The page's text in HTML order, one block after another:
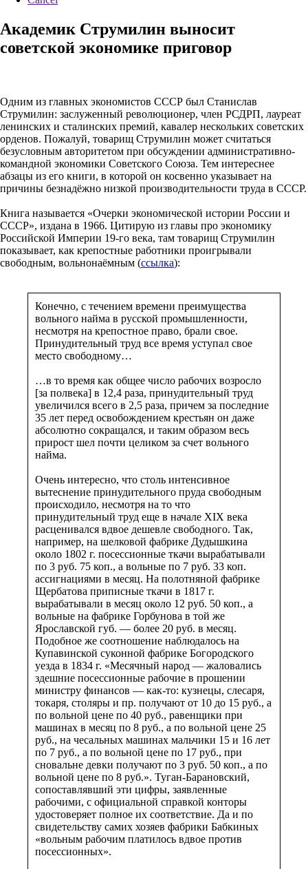
Академик Струмилин выносит
советской экономике приговор
Одним из главных экономистов СССР был Станислав
Струмилин: заслуженный революционер, член РСДРП, лауреат
ленинских и сталинских премий, кавалер нескольких советских
орденов. Пожалуй, товарищ Струмилин может считаться
безусловным авторитетом при обсуждении административно-
командной экономики Советского Союза. Тем интереснее
абзацы из его книги, в которой он косвенно указывает на
причины безнадёжно низкой производительности труда в СССР.
Книга называется «Очерки экономической истории России и
СССР», издана в 1966. Цитирую из главы про экономику
Российской Империи 19-го века, там товарищ Струмилин
показывает, как крепостные работники проигрывали
свободным, вольнонаёмным (ссылка):
Конечно, с течением времени преимущества
вольного найма в русской промышленности,
несмотря на крепостное право, брали свое.
Принудительный труд все время уступал свое
место свободному…
…в то время как общее число рабочих возросло
[за полвека] в 12,4 раза, принудительный труд
увеличился всего в 2,5 раза, причем за последние
35 лет перед освобождением крестьян он даже
абсолютно сокращался, и таким образом весь
прирост шел почти целиком за счет вольного
найма.
Очень интересно, что столь интенсивное
вытеснение принудительного пруда свободным
происходило, несмотря на то что
принудительный труд еще в начале XIX века
расценивался вдвое дешевле свободного. Так,
например, на шелковой фабрике Дудышкина
около 1802 г. посессионные ткачи вырабатывали
по 3 руб. 75 коп., а вольные по 7 руб. 33 коп.
ассигнациями в месяц. На полотняной фабрике
Щербатова приписные ткачи в 1817 г.
вырабатывали в месяц около 12 руб. 50 коп., а
вольные на фабрике Горбунова в той же
Ярославской губ. — более 20 руб. в месяц.
Подобное же соотношение наблюдалось на
Купавинской суконной фабрике Богородского
уезда в 1834 г. «Месячный народ — жаловались
здешние посессионные рабочие в прошении
министру финансов — как-то: кузнецы, слесаря,
токаря, столяры и пр. получают от 10 до 15 руб., а
по вольной цене по 40 руб., равенщики при
машинах в месяц по 8 руб., а по вольной цене 25
руб., на чесальных машинах мальчики 15 и 16 лет
по 7 руб., а по вольной цене по 17 руб., при
сновальне девки получают по 3 руб. 50 коп., а по
вольной цене по 8 руб.». Туган-Барановский,
сопоставлявший эти цифры, заявленные
рабочими, с официальной справкой конторы
удостоверяет полное их соответствие. Да и по
свидетельству самих хозяев фабрики Бабкиных
«вольным рабочим платилось вдвое против
посессионных».